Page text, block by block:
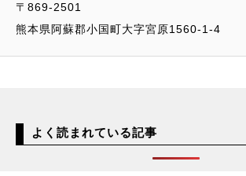
〒869-2501
熊本県阿蘇郡小国町大字宮原1560-1-4
よく読まれている記事